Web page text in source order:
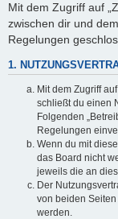
Mit dem Zugriff auf
zwischen dir und
Regelungen
1.
Mit dem Zugriff
schließt du einen
Folgenden
Regelungen
Wenn du mit
das Board nicht
jeweils die an
Der
von beiden
werden.